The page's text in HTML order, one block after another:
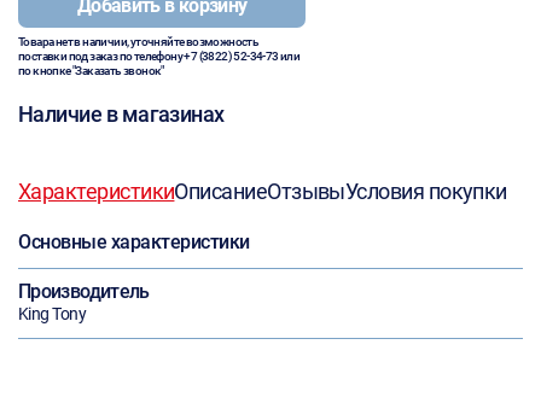
Добавить в корзину
Товара нет в наличии, уточняйте возможность
поставки под заказ по телефону+7 (3822) 52-34-73или
по кнопке "Заказать звонок"
Наличие в магазинах
ХарактеристикиОписаниеОтзывыУсловия покупки
Основные характеристики
Производитель
King Tony